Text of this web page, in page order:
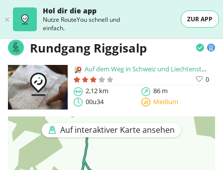
Hol dir die app
Nutze RouteYou schnell und
einfach.
ZUR APP
Rundgang Riggisalp
Auf dem Weg in Schweiz und Liechtenstein
0
2,12 km
86 m
00u34
Medium
Auf interaktiver Karte ansehen